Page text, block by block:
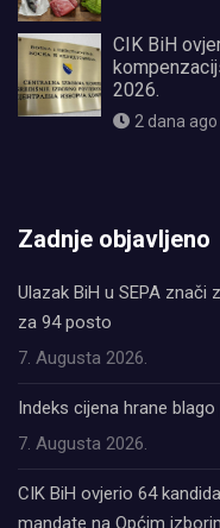
CIK BiH
2026.
2 dana ago
Zadnje objavljeno
Ulazak BiH u SEPA znači
za 94 posto
7. Augusta 2026.
Indeks cijena hrane
7. Augusta 2026.
CIK BiH ovjerio 64
mandate na Općim